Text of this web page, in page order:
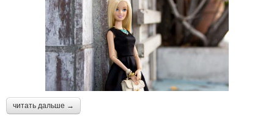
читать дальше →